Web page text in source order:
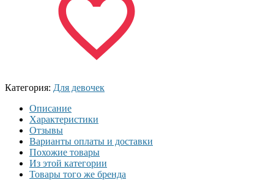
Категория: Для девочек
Описание
Характеристики
Отзывы
Варианты оплаты и доставки
Похожие товары
Из этой категории
Товары того же бренда